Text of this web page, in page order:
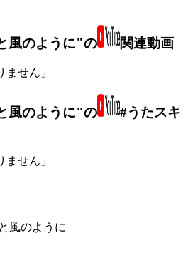
風のように"の 関連動画
ません」
風のように"の
#うたスキ
ません」
風のように